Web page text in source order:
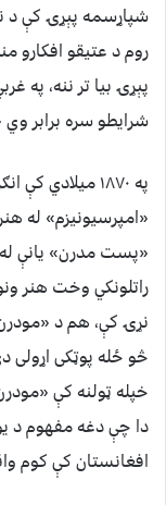
شپاړسمه پېړۍ کې د
روم د عتیقو افکارو
پېړۍ بیا تر ننه،
شرایطو سره برابر
په ۱۸۷۰
«امپرسیونیزم» له
«پست مدرن» یانې
راتلونکي وخت هنر
نړۍ کې، هم د
څو ځله پوټکی اړولی
خپله ټولنه کې
دا چې دغه مفهوم د
افغانستان کې کوم